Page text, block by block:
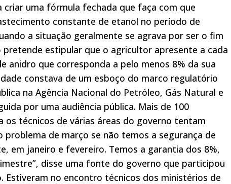
uma fórmula fechada que faça com que
constante de etanol no período de
a situação geralmente se agrava por ser o fim
estipular que o agricultor apresente a cada
anidro que corresponda a pelo menos 8% da sua
constava de um esboço do marco regulatório
na Agência Nacional do Petróleo, Gás Natural e
por uma audiência pública. Mais de 100
técnicos de várias áreas do governo tentam
de março se não temos a segurança de
em janeiro e fevereiro. Temos a garantia dos 8%,
disse uma fonte do governo que participou
no encontro técnicos dos ministérios de